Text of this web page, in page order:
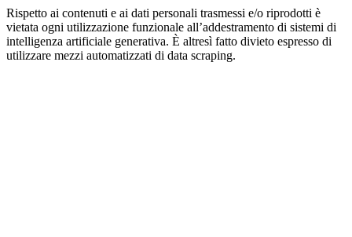
Rispetto ai contenuti e ai dati personali trasmessi e/o riprodotti è
vietata ogni utilizzazione funzionale all’addestramento di sistemi di
intelligenza artificiale generativa. È altresì fatto divieto espresso di
utilizzare mezzi automatizzati di data scraping.